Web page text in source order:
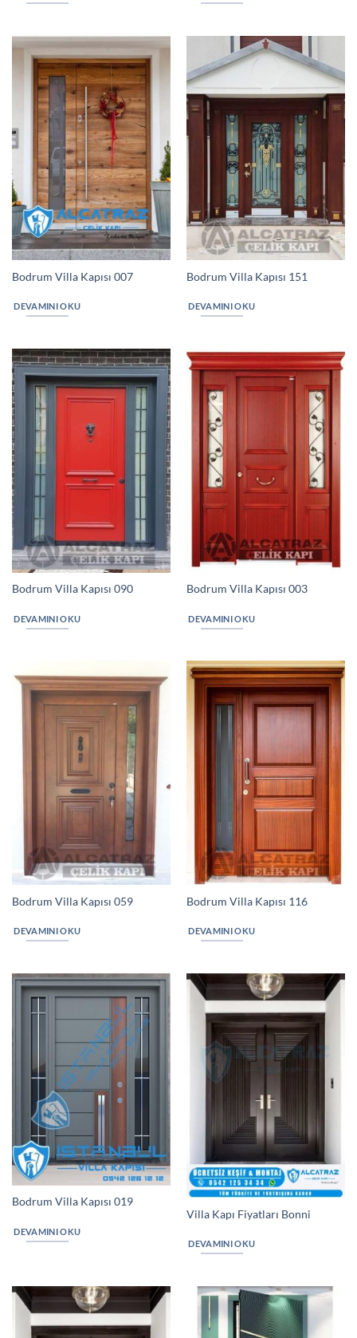
Bodrum Villa Kapısı 007
DEVAMINI OKU
Bodrum Villa Kapısı 151
DEVAMINI OKU
Bodrum Villa Kapısı 090
DEVAMINI OKU
Bodrum Villa Kapısı 003
DEVAMINI OKU
Bodrum Villa Kapısı 059
DEVAMINI OKU
Bodrum Villa Kapısı 116
DEVAMINI OKU
Bodrum Villa Kapısı 019
DEVAMINI OKU
Villa Kapı Fiyatları Bonni
DEVAMINI OKU